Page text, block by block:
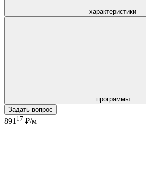
характеристики
программы
Задать вопрос
891 17 ₽/м